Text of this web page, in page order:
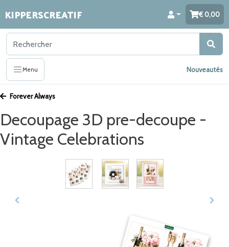
KIPPERSCREATIF 0,00
Menu Nouveautés
Forever Always
Decoupage 3D pre-decoupe -
Vintage Celebrations